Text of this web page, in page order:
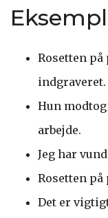
Rosetten
indgraveret.
Hun
arbejde.
Jeg har
Rosetten
Det er